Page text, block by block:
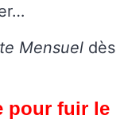
Mensuel dès
pour fuir le